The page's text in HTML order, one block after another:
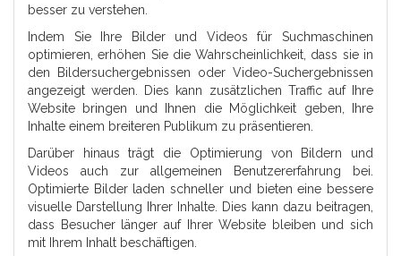
besser zu verstehen.
Indem Sie Ihre Bilder und Videos für Suchmaschinen
optimieren, erhöhen Sie die Wahrscheinlichkeit, dass sie in
den Bildersuchergebnissen oder Video-Suchergebnissen
angezeigt werden. Dies kann zusätzlichen Traffic auf Ihre
Website bringen und Ihnen die Möglichkeit geben, Ihre
Inhalte einem breiteren Publikum zu präsentieren.
Darüber hinaus trägt die Optimierung von Bildern und
Videos auch zur allgemeinen Benutzererfahrung bei.
Optimierte Bilder laden schneller und bieten eine bessere
visuelle Darstellung Ihrer Inhalte. Dies kann dazu beitragen,
dass Besucher länger auf Ihrer Website bleiben und sich
mit Ihrem Inhalt beschäftigen.